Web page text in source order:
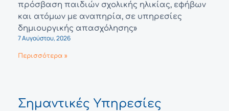
πρόσβαση παιδιών σχολικής ηλικίας, εφήβων
και ατόμων με αναπηρία, σε υπηρεσίες
δημιουργικής απασχόλησης»
7 Αυγούστου, 2026
Περισσότερα »
Σημαντικές Υπηρεσίες